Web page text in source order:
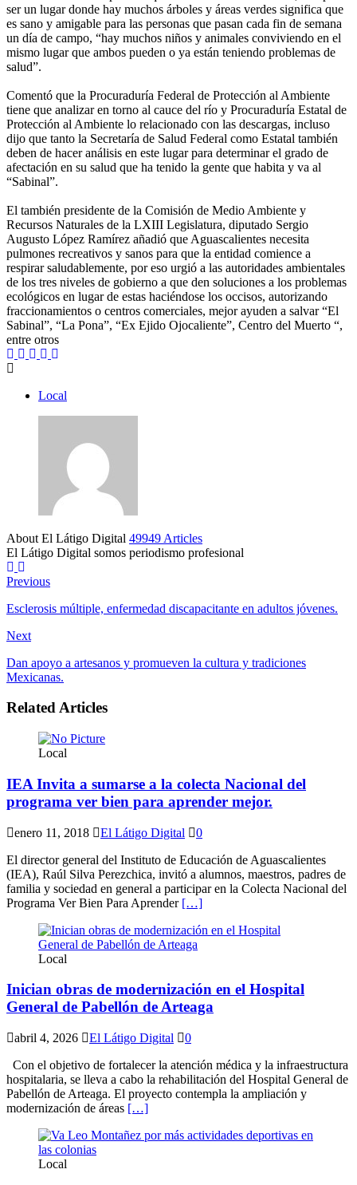
ser un lugar donde hay muchos árboles y áreas verdes significa que
es sano y amigable para las personas que pasan cada fin de semana
un día de campo, “hay muchos niños y animales conviviendo en el
mismo lugar que ambos pueden o ya están teniendo problemas de
salud”.
Comentó que la Procuraduría Federal de Protección al Ambiente
tiene que analizar en torno al cauce del río y Procuraduría Estatal de
Protección al Ambiente lo relacionado con las descargas, incluso
dijo que tanto la Secretaría de Salud Federal como Estatal también
deben de hacer análisis en este lugar para determinar el grado de
afectación en su salud que ha tenido la gente que habita y va al
“Sabinal”.
El también presidente de la Comisión de Medio Ambiente y
Recursos Naturales de la LXIII Legislatura, diputado Sergio
Augusto López Ramírez añadió que Aguascalientes necesita
pulmones recreativos y sanos para que la entidad comience a
respirar saludablemente, por eso urgió a las autoridades ambientales
de los tres niveles de gobierno a que den soluciones a los problemas
ecológicos en lugar de estas haciéndose los occisos, autorizando
fraccionamientos o centros comerciales, mejor ayuden a salvar “El
Sabinal”, “La Pona”, “Ex Ejido Ojocaliente”, Centro del Muerto “,
entre otros
Local
About El Látigo Digital 49949 Articles
El Látigo Digital somos periodismo profesional
Website
Previous
Esclerosis múltiple, enfermedad discapacitante en adultos jóvenes.
Next
Dan apoyo a artesanos y promueven la cultura y tradiciones
Mexicanas.
Related Articles
Local
IEA Invita a sumarse a la colecta Nacional del
programa ver bien para aprender mejor.
enero 11, 2018 El Látigo Digital
0
El director general del Instituto de Educación de Aguascalientes
(IEA), Raúl Silva Perezchica, invitó a alumnos, maestros, padres de
familia y sociedad en general a participar en la Colecta Nacional del
Programa Ver Bien Para Aprender […]
Local
Inician obras de modernización en el Hospital
General de Pabellón de Arteaga
abril 4, 2026 El Látigo Digital
0
Con el objetivo de fortalecer la atención médica y la infraestructura
hospitalaria, se lleva a cabo la rehabilitación del Hospital General de
Pabellón de Arteaga. El proyecto contempla la ampliación y
modernización de áreas […]
Local